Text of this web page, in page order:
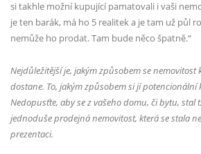
si takhle možní kupující pamatovali i vaši
je ten barák, má ho 5 realitek a je tam už půl
nemůže ho prodat. Tam bude něco špatně.“
Nejdůležitější je, jakým způsobem se
dostane. To, jakým způsobem si jí
Nedopusťte, aby se z vašeho domu, či bytu, stal
jednoduše prodejná nemovitost, která se stala
prezentaci.